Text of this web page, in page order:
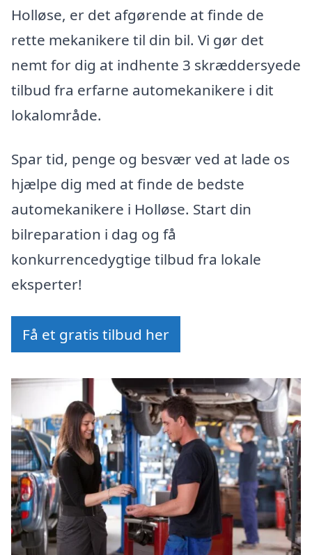
Holløse, er det afgørende at finde de
rette mekanikere til din bil. Vi gør det
nemt for dig at indhente 3 skræddersyede
tilbud fra erfarne automekanikere i dit
lokalområde.
Spar tid, penge og besvær ved at lade os
hjælpe dig med at finde de bedste
automekanikere i Holløse. Start din
bilreparation i dag og få
konkurrencedygtige tilbud fra lokale
eksperter!
Få et gratis tilbud her